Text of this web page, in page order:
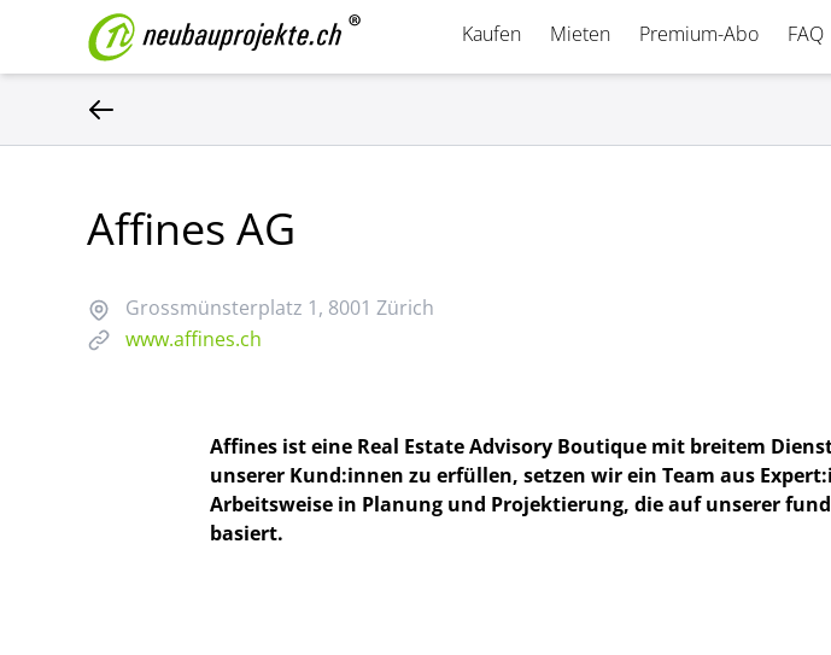
Kaufen Mieten Premium-Abo FAQ
Affines AG
Grossmünsterplatz 1, 8001 Zürich
www.affines.ch
Affines ist eine Real Estate Advisory Boutique mit breitem
unserer Kund:innen zu erfüllen, setzen wir ein Team aus
Arbeitsweise in Planung und Projektierung, die auf unserer
basiert.